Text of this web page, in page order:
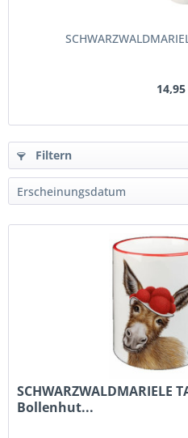
Filtern
SCHWARZWALDMARIELE
Bollenhut...